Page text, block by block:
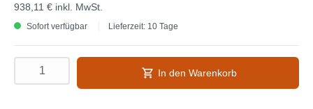
938,11 € inkl. MwSt.
Sofort verfügbar Lieferzeit: 10 Tage
In den Warenkorb